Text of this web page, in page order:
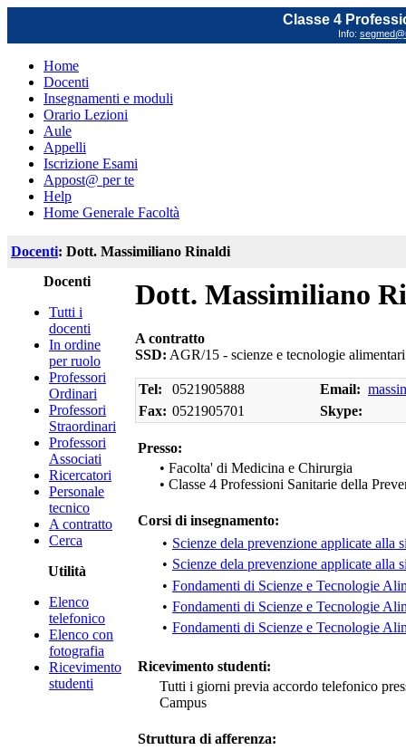
Classe 4
Info:
Home
Docenti
Insegnamenti e moduli
Orario Lezioni
Aule
Appelli
Iscrizione Esami
Appost@ per te
Help
Home Generale Facoltà
Docenti: Dott. Massimiliano Rinaldi
Docenti
Tutti i
docenti
In ordine
per ruolo
Professori
Ordinari
Professori
Straordinari
Professori
Associati
Ricercatori
Personale
tecnico
A contratto
Cerca
Utilità
Elenco
telefonico
Elenco con
fotografia
Ricevimento
studenti
Dott. Massimiliano
A contratto
SSD: AGR/15 - scienze e tecnologie alimentari
Tel: 0521905888 Email:
Fax: 0521905701 Skype:
Presso:
• Facolta' di Medicina e Chirurgia
• Classe 4 Professioni Sanitarie della
Corsi di insegnamento:
• Scienze dela prevenzione applicate alla
• Scienze dela prevenzione applicate alla
• Fondamenti di Scienze e Tecnologie
• Fondamenti di Scienze e Tecnologie
• Fondamenti di Scienze e Tecnologie
Ricevimento studenti:
Tutti i giorni previa accordo telefonico
Campus
Struttura di afferenza: